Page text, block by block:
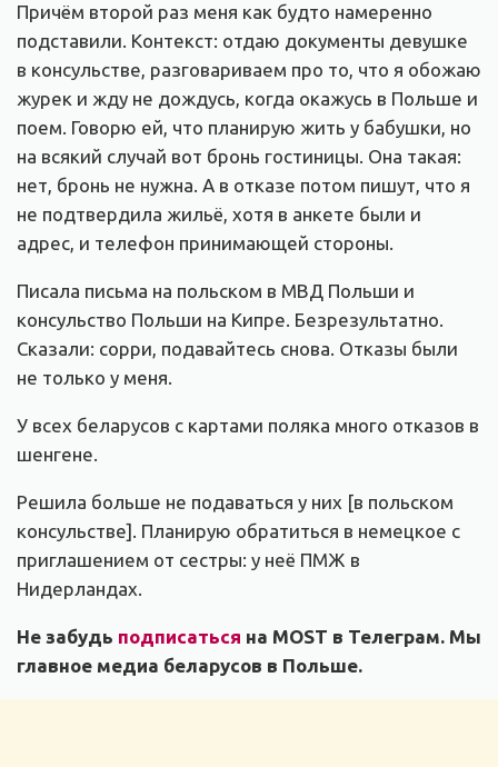
Причём второй раз меня как будто намеренно
подставили. Контекст: отдаю документы девушке
в консульстве, разговариваем про то, что я обожаю
журек и жду не дождусь, когда окажусь в Польше и
поем. Говорю ей, что планирую жить у бабушки, но
на всякий случай вот бронь гостиницы. Она такая:
нет, бронь не нужна. А в отказе потом пишут, что я
не подтвердила жильё, хотя в анкете были и
адрес, и телефон принимающей стороны.
Писала письма на польском в МВД Польши и
консульство Польши на Кипре. Безрезультатно.
Сказали: сорри, подавайтесь снова. Отказы были
не только у меня.
У всех беларусов с картами поляка много отказов в
шенгене.
Решила больше не подаваться у них [в польском
консульстве]. Планирую обратиться в немецкое с
приглашением от сестры: у неё ПМЖ в
Нидерландах.
Не забудь подписаться на MOST в Телеграм. Мы
главное медиа беларусов в Польше.